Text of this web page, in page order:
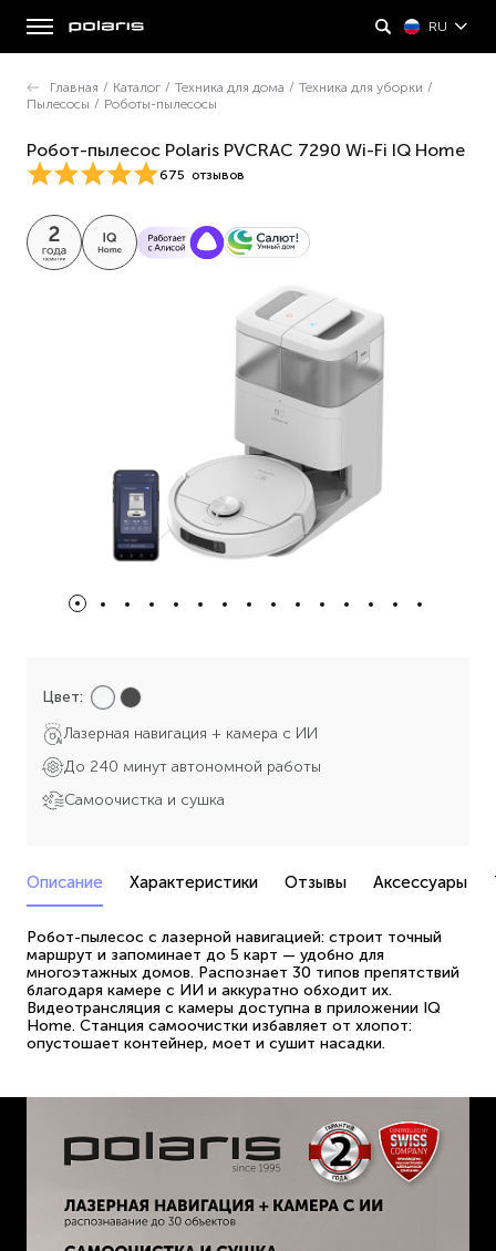
RU
Главная / Каталог / Техника для дома / Техника для уборки /
Пылесосы / Роботы-пылесосы
Робот-пылесос Polaris PVCRAC 7290 Wi-Fi IQ Home
675 отзывов
Цвет:
Лазерная навигация + камера с ИИ
До 240 минут автономной работы
Самоочистка и сушка
Описание Характеристики Отзывы Аксессуары
Робот-пылесос с лазерной навигацией: строит точный
маршрут и запоминает до 5 карт — удобно для
многоэтажных домов. Распознает 30 типов препятствий
благодаря камере с ИИ и аккуратно обходит их.
Видеотрансляция с камеры доступна в приложении IQ
Home. Станция самоочистки избавляет от хлопот:
опустошает контейнер, моет и сушит насадки.